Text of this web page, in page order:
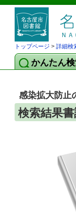
トップページ > 詳細検
かんたん
感染拡大防止
検索結果